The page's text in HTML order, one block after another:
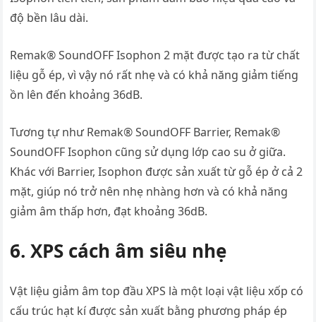
Remak® SoundOFF Isophon 2 mặt được tạo ra từ chất
liệu gỗ ép, vì vậy nó rất nhẹ và có khả năng giảm tiếng
ồn lên đến khoảng 36dB.
Tương tự như Remak® SoundOFF Barrier, Remak®
SoundOFF Isophon cũng sử dụng lớp cao su ở giữa.
Khác với Barrier, Isophon được sản xuất từ gỗ ép ở cả 2
mặt, giúp nó trở nên nhẹ nhàng hơn và có khả năng
giảm âm thấp hơn, đạt khoảng 36dB.
6. XPS cách âm siêu nhẹ
Vật liệu giảm âm top đầu XPS là một loại vật liệu xốp có
cấu trúc hạt kí được sản xuất bằng phương pháp ép